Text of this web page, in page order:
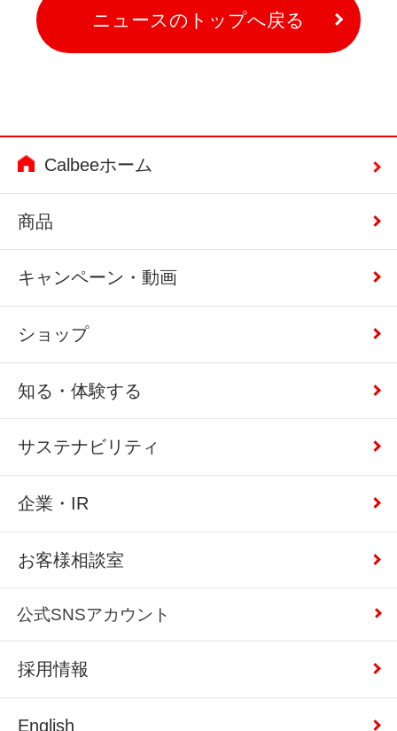
ニュースのトップへ戻る
Calbeeホーム
商品
キャンペーン・動画
ショップ
知る・体験する
サステナビリティ
企業・IR
お客様相談室
公式SNSアカウント
採用情報
English